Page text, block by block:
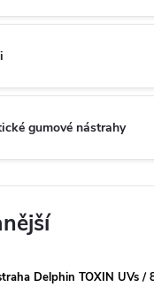
gumové nástrahy
Delphin TOXIN UVs /